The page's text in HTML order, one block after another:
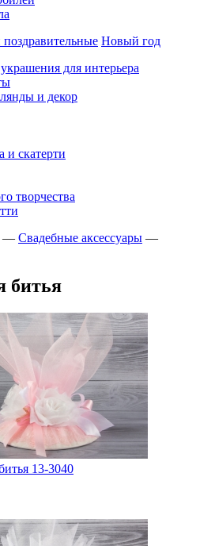
Новый год
для интерьера
и декор
и скатерти
творчества
— Свадебные аксессуары —
битья
13-3040